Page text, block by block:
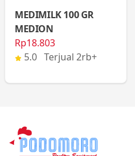
MEDIMILK 100 GR
MEDION
Rp18.803
5.0 Terjual 2rb+